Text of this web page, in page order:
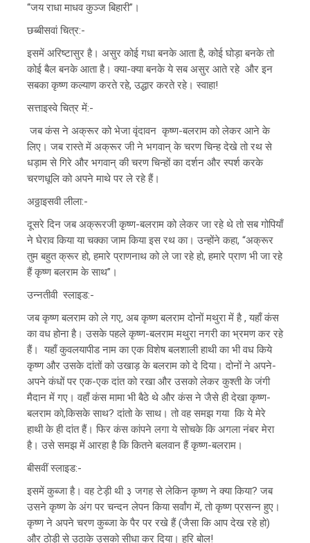
“जय राधा माधव कुञ्ज बिहारी”।
छब्बीसवां चित्र:-
इसमें अरिष्टासुर है। असुर कोई गधा बनके आता है, कोई घोड़ा बनके तो
कोई बैल बनके आता है। क्या-क्या बनके ये सब असुर आते रहे और इन
सबका कृष्ण कल्याण करते रहे, उद्धार करते रहे। स्वाहा!
सत्ताइस्वे चित्र में:-
जब कंस ने अक्रूर को भेजा वृंदावन कृष्ण-बलराम को लेकर आने के
लिए। जब रास्ते में अक्रूर जी ने भगवान् के चरण चिन्ह देखे तो रथ से
धड़ाम से गिरे और भगवान् की चरण चिन्हों का दर्शन और स्पर्श करके
चरणधूलि को अपने माथे पर ले रहे हैं।
अठ्ठाइसवी लीला:-
दूसरे दिन जब अक्रूरजी कृष्ण-बलराम को लेकर जा रहे थे तो सब गोपियाँ
ने घेराव किया या चक्का जाम किया इस रथ का। उन्होंने कहा, “अक्रूर
तुम बहुत क्रूर हो, हमारे प्राणनाथ को ले जा रहे हो, हमारे प्राण भी जा रहे
हैं कृष्ण बलराम के साथ”।
उन्नतीवी स्लाइड:-
जब कृष्ण बलराम को ले गए, अब कृष्ण बलराम दोनों मथुरा में है , यहाँ कंस
का वध होना है। उसके पहले कृष्ण-बलराम मथुरा नगरी का भ्रमण कर रहे
हैं। यहाँ कुवलयापीड नाम का एक विशेष बलशाली हाथी का भी वध किये
कृष्ण और उसके दांतों को उखाड़ के बलराम को दे दिया। दोनों ने अपने-
अपने कंधों पर एक-एक दांत को रखा और उसको लेकर कुश्ती के जंगी
मैदान में गए। वहाँ कंस मामा भी बैठे थे और कंस ने जैसे ही देखा कृष्ण-
बलराम को,किसके साथ? दांतो के साथ। तो वह समझ गया कि ये मेरे
हाथी के ही दांत हैं। फिर कंस कांपने लगा ये सोचके कि अगला नंबर मेरा
है। उसे समझ में आरहा है कि कितने बलवान हैं कृष्ण-बलराम।
बीसवीं स्लाइड:-
इसमें कुब्जा है। वह टेड़ी थी ३ जगह से लेकिन कृष्ण ने क्या किया? जब
उसने कृष्ण के अंग पर चन्दन लेपन किया सर्वांग में, तो कृष्ण प्रसन्न हुए।
कृष्ण ने अपने चरण कुब्जा के पैर पर रखे हैं (जैसा कि आप देख रहे हो)
और ठोड़ी से उठाके उसको सीधा कर दिया। हरि बोल!